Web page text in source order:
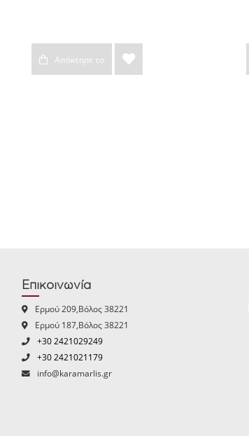
Απόκτησε το
Επικοινωνία
Ερμού 209,Βόλος 38221
Ερμού 187,Βόλος 38221
+30 2421029249
+30 2421021179
info@karamarlis.gr